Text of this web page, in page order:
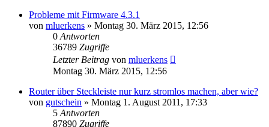
Probleme mit Firmware 4.3.1
von mluerkens » Montag 30. März 2015, 12:56
0 Antworten
36789 Zugriffe
Letzter Beitrag von mluerkens
Montag 30. März 2015, 12:56
Router über Steckleiste nur kurz stromlos machen, aber wie?
von gutschein » Montag 1. August 2011, 17:33
5 Antworten
87890 Zugriffe